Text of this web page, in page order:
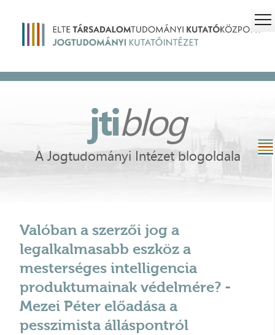
jtiblog
A Jogtudományi Intézet blogoldala
Valóban a szerzői jog a
legalkalmasabb eszköz a
mesterséges intelligencia
produktumainak védelmére? -
Mezei Péter előadása a
pesszimista álláspontról